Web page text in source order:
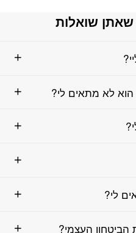
שואלות
לא מתאים לי?
לי?
הביטחון העצמי?